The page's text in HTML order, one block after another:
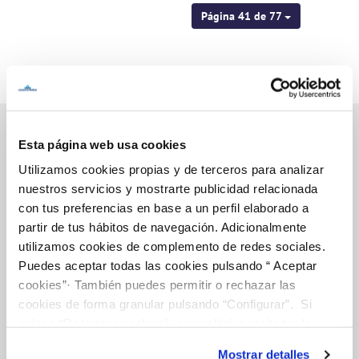
Esta página web usa cookies
Utilizamos cookies propias y de terceros para analizar
nuestros servicios y mostrarte publicidad relacionada
con tus preferencias en base a un perfil elaborado a
partir de tus hábitos de navegación. Adicionalmente
utilizamos cookies de complemento de redes sociales.
Puedes aceptar todas las cookies pulsando “ Aceptar
cookies”· También puedes permitir o rechazar las
cookies de forma granular pulsando “Configurar”. Si
Mostrar detalles
Página 41 de 77
Inicio
Gestiones Online
FACTURAS, PAGOS Y CONSUMOS